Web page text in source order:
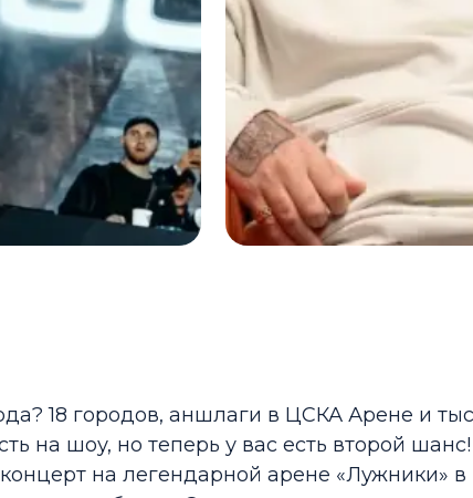
18 городов, аншлаги в ЦСКА Арене и
на шоу, но теперь у вас есть второй
на легендарной арене «Лужники» в